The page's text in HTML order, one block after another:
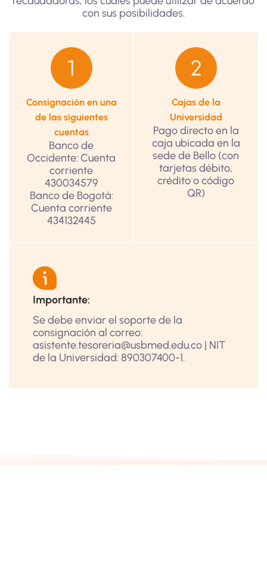
con sus posibilidades.
Consignación en una
de las siguientes
cuentas
Banco de
Occidente: Cuenta
corriente
430034579
Banco de Bogotá:
Cuenta corriente
434132445
Cajas de la
Universidad
Pago directo en la
caja ubicada en la
sede de Bello (con
tarjetas débito,
crédito o código
QR)
Importante:
Se debe enviar el soporte de la
consignación al correo:
asistente.tesoreria@usbmed.edu.co | NIT
de la Universidad: 890307400-1.